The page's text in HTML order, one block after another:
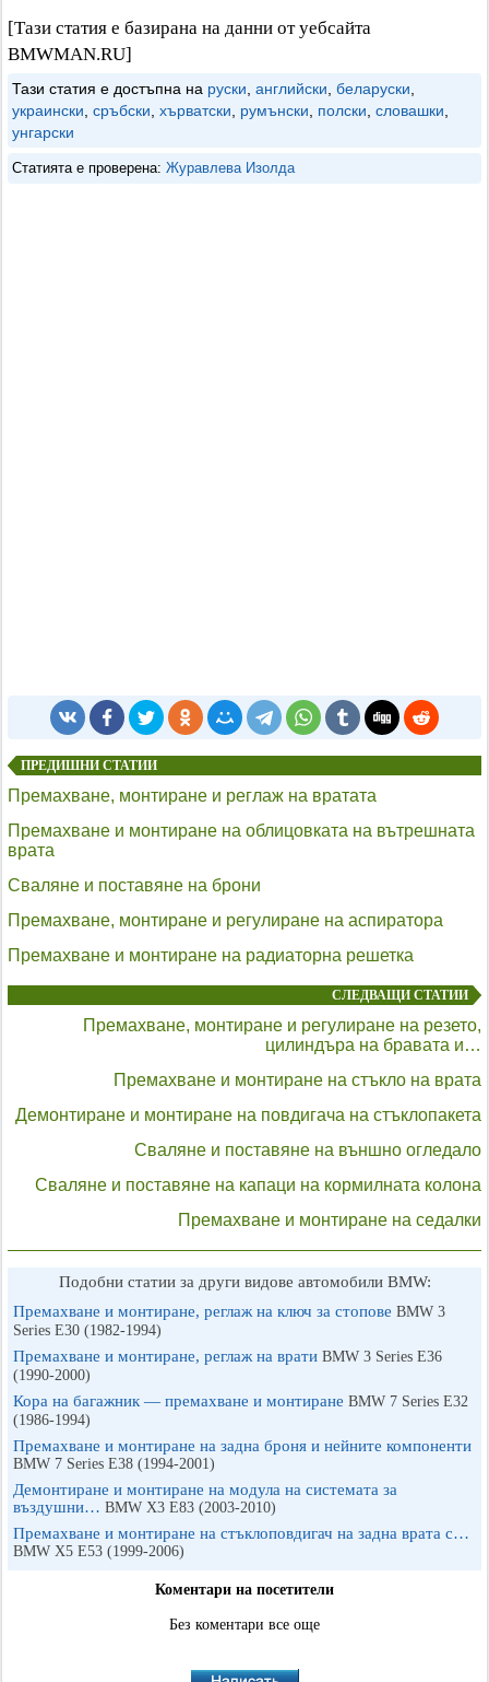
[Тази статия е базирана на данни от уебсайта
BMWMAN.RU]
Тази статия е достъпна на руски английски беларуски
украински сръбски хърватски румънски полски словашки
унгарски
Статията е проверена: Журавлева Изолда
ПРЕДИШНИ СТАТИИ
Премахване, монтиране и реглаж на вратата
Премахване и монтиране на облицовката на вътрешната
врата
Сваляне и поставяне на брони
Премахване, монтиране и регулиране на аспиратора
Премахване и монтиране на радиаторна решетка
СЛЕДВАЩИ СТАТИИ
Премахване, монтиране и регулиране на резето,
цилиндъра на бравата и…
Премахване и монтиране на стъкло на врата
Демонтиране и монтиране на повдигача на стъклопакета
Сваляне и поставяне на външно огледало
Сваляне и поставяне на капаци на кормилната колона
Премахване и монтиране на седалки
Подобни статии за други видове автомобили BMW:
Премахване и монтиране, реглаж на ключ за стопове BMW 3
Series E30 (1982-1994)
Премахване и монтиране, реглаж на врати BMW 3 Series E36
(1990-2000)
Кора на багажник — премахване и монтиране BMW 7 Series E32
(1986-1994)
Премахване и монтиране на задна броня и нейните компоненти
BMW 7 Series E38 (1994-2001)
Демонтиране и монтиране на модула на системата за
въздушни… BMW X3 Е83 (2003-2010)
Премахване и монтиране на стъклоповдигач на задна врата с…
BMW X5 E53 (1999-2006)
Коментари на посетители
Без коментари все още